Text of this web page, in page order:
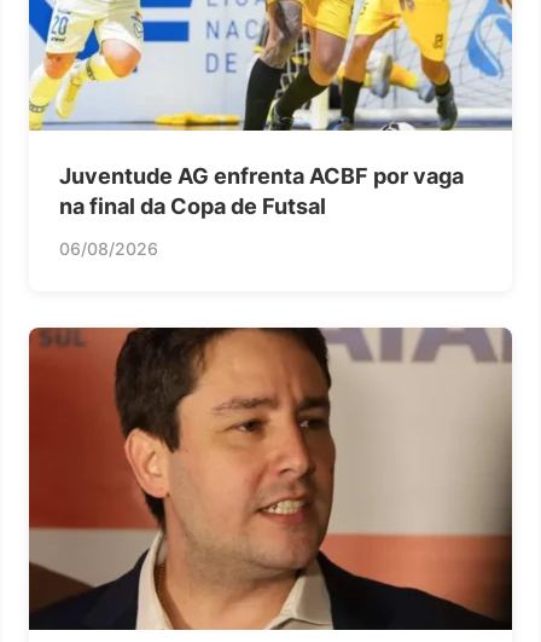
Juventude AG enfrenta ACBF por vaga
na final da Copa de Futsal
06/08/2026